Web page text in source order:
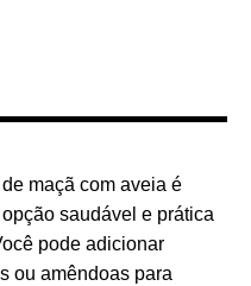
maçã com aveia é
saudável e prática
pode adicionar
ou amêndoas para